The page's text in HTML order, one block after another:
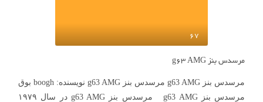
67
مرسدس بنز g63 AMG
مرسدس بنز g63 AMG مرسدس بنز g63 AMG نویسنده: boogh بوق
مرسدس بنز g63 AMG مرسدس بنز g63 AMG در سال ۱۹۷۹